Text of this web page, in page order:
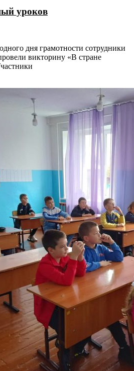
уроков
дня грамотности сотрудники
викторину «В стране